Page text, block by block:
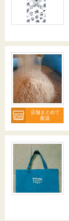
店舗まとめて
配送